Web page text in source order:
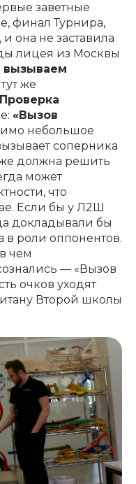
заветные
финал Турнира,
она не заставила
лицея из Москвы
же
«Вызов
небольшое
соперника
должна решить
может
что
Если бы у Л2Ш
докладывали бы
в роли оппонентов.
чем
— «Вызов
очков уходят
Второй школы